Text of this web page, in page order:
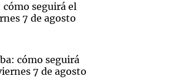
cómo seguirá el
7 de agosto
cómo seguirá
7 de agosto